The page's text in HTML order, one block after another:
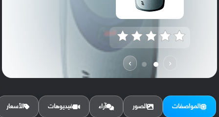
‹
›
المواصفات الصور آراء فيديوهات الأسعار